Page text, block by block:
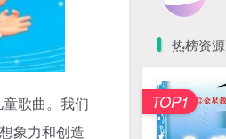
歌曲。我们
象力和创造
热榜资源
TOP1